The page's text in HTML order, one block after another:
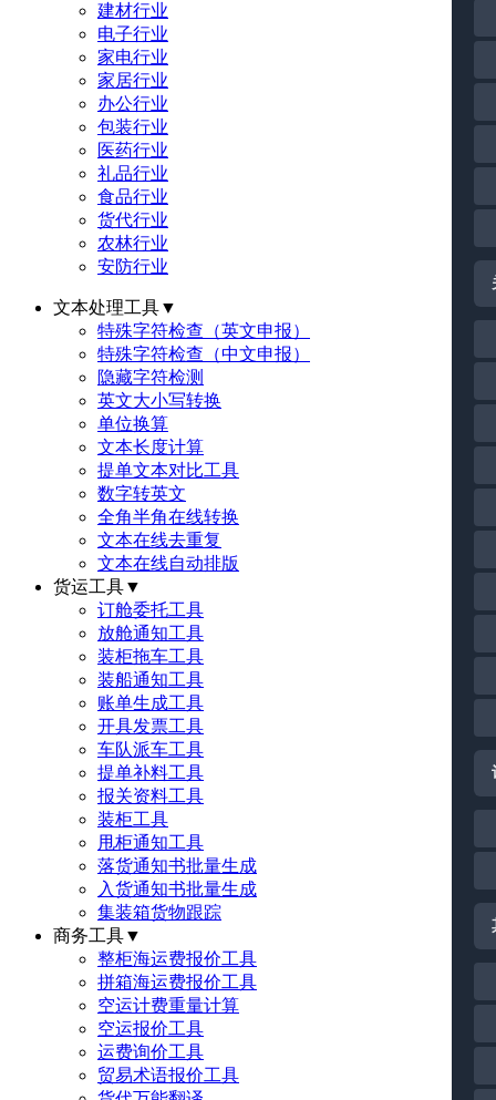
建材行业
电子行业
家电行业
家居行业
办公行业
包装行业
医药行业
礼品行业
食品行业
货代行业
农林行业
安防行业
文本处理工具▼
特殊字符检查（英文申报）
特殊字符检查（中文申报）
隐藏字符检测
英文大小写转换
单位换算
文本长度计算
提单文本对比工具
数字转英文
全角半角在线转换
文本在线去重复
文本在线自动排版
货运工具▼
订舱委托工具
放舱通知工具
装柜拖车工具
装船通知工具
账单生成工具
开具发票工具
车队派车工具
提单补料工具
报关资料工具
装柜工具
甩柜通知工具
落货通知书批量生成
入货通知书批量生成
集装箱货物跟踪
商务工具▼
整柜海运费报价工具
拼箱海运费报价工具
空运计费重量计算
空运报价工具
运费询价工具
贸易术语报价工具